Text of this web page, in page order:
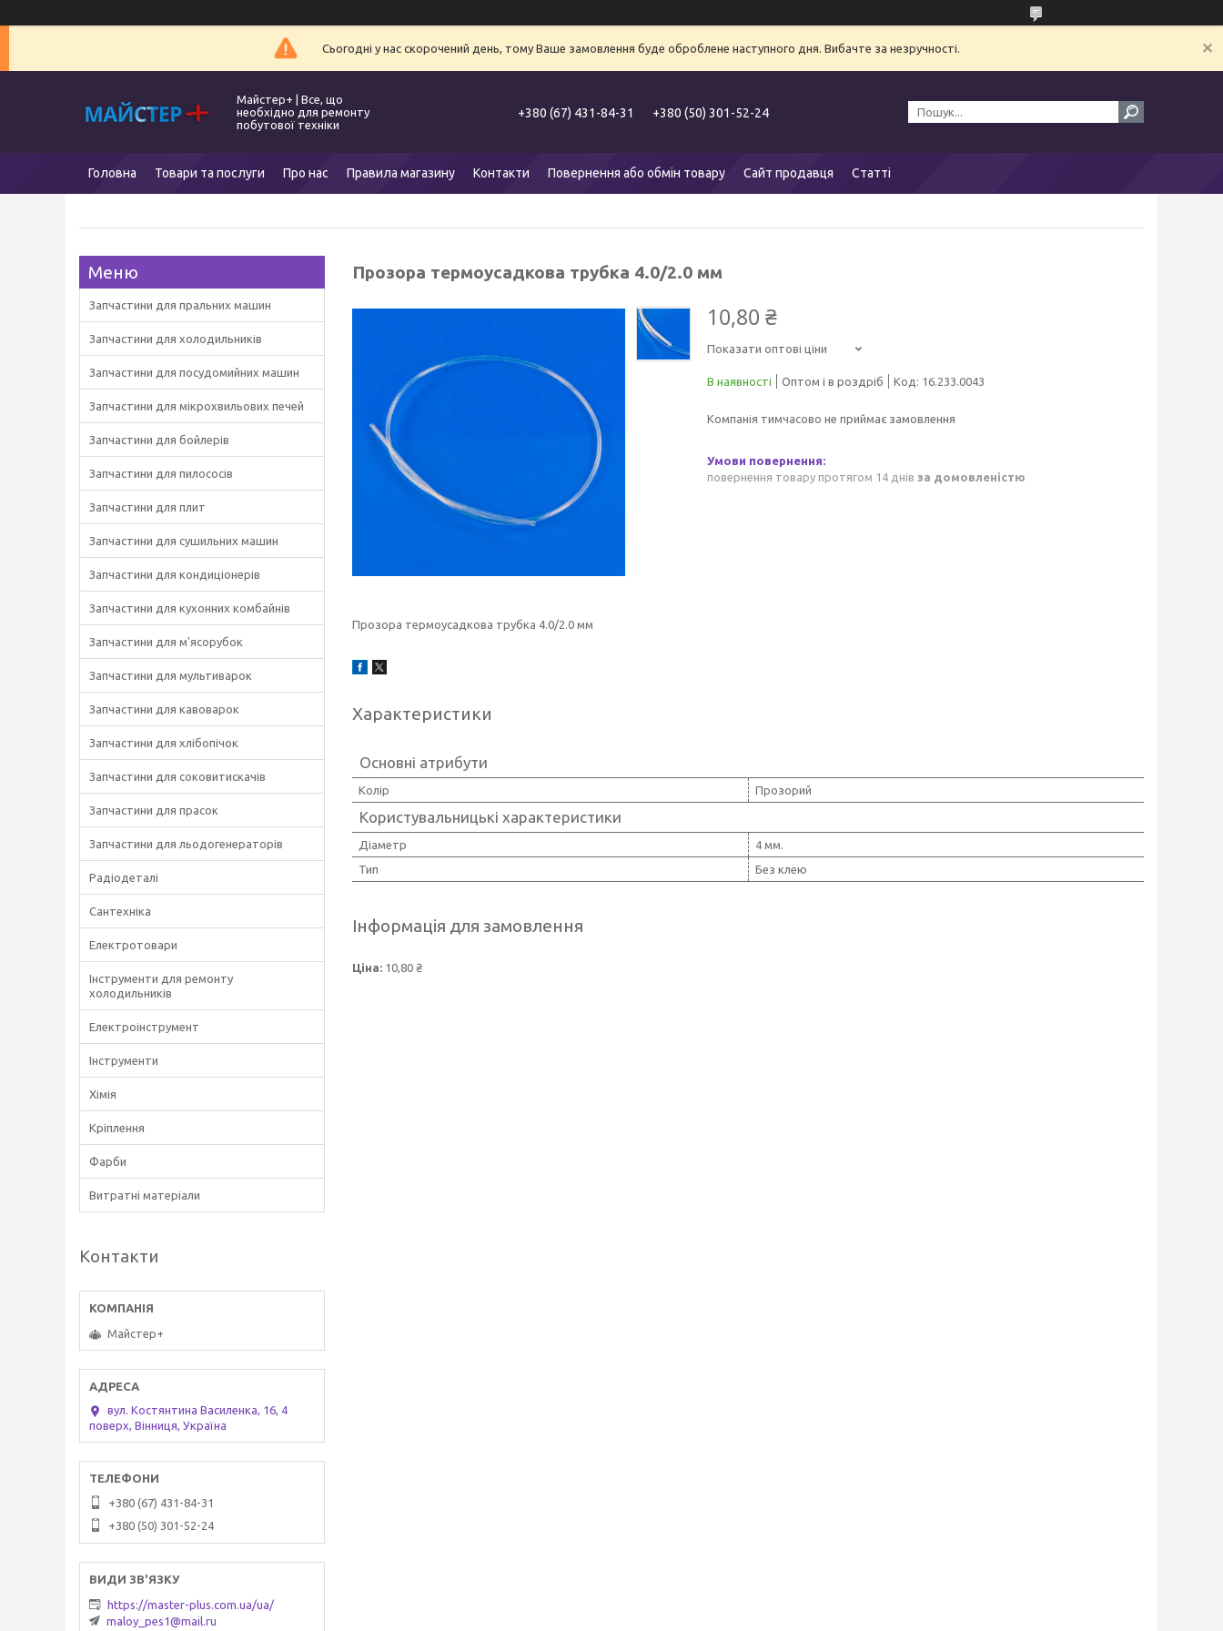
Сьогодні у нас скорочений день, тому Ваше замовлення буде оброблене наступного дня. Вибачте за незручності.
Майстер+ | Все, що
необхідно для ремонту
побутової техніки
+380 (67) 431-84-31 +380 (50) 301-52-24
Головна Товари та послуги Про нас Правила магазину Контакти Повернення або обмін товару Сайт продавця Статті
Прозора термоусадкова трубка 4.0/2.0 мм
10,80 ₴
Показати оптові ціни
В наявності Оптом і в роздріб Код: 16.233.0043
Компанія тимчасово не приймає замовлення
повернення товару протягом 14 днів за домовленістю
Прозора термоусадкова трубка 4.0/2.0 мм
Характеристики
Основні атрибути
Колір Прозорий
Користувальницькі характеристики
Діаметр
4 мм.
Тип
Без клею
Інформація для замовлення
Ціна: 10,80 ₴
Запчастини для пральних машин
Запчастини для холодильників
Запчастини для посудомийних машин
Запчастини для мікрохвильових печей
Запчастини для бойлерів
Запчастини для пилососів
Запчастини для плит
Запчастини для сушильних машин
Запчастини для кондиціонерів
Запчастини для кухонних комбайнів
Запчастини для м'ясорубок
Запчастини для мультиварок
Запчастини для кавоварок
Запчастини для хлібопічок
Запчастини для соковитискачів
Запчастини для прасок
Запчастини для льодогенераторів
Радіодеталі
Сантехніка
Електротовари
Інструменти для ремонту
холодильників
Електроінструмент
Інструменти
Хімія
Кріплення
Фарби
Витратні матеріали
Контакти
Майстер+
вул. Костянтина Василенка, 16, 4
поверх, Вінниця, Україна
+380 (67) 431-84-31
+380 (50) 301-52-24
https://master-plus.com.ua/ua/
maloy_pes1@mail.ru